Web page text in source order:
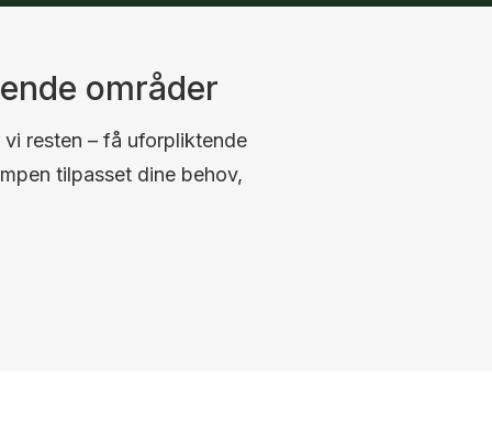
områder
resten – få uforpliktende
tilpasset dine behov,